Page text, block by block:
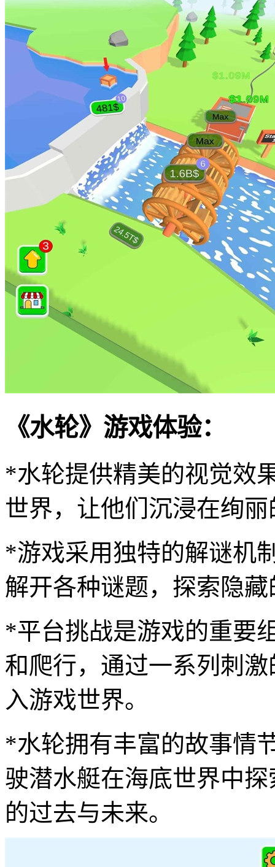
《水轮》游戏体验：
*水轮提供精美的视觉效
世界，让他们沉浸在绚
*游戏采用独特的解谜机
解开各种谜题，探索隐
*平台挑战是游戏的重要
和爬行，通过一系列刺
入游戏世界。
*水轮拥有丰富的故事情
驶潜水艇在海底世界中
的过去与未来。